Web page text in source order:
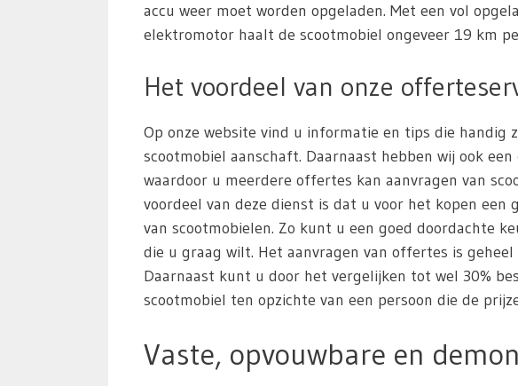
accu weer moet worden opgeladen. Met een vol
elektromotor haalt de scootmobiel ongeveer 19 km
Het voordeel van onze
Op onze website vind u informatie en tips die handig
scootmobiel aanschaft. Daarnaast hebben wij ook
waardoor u meerdere offertes kan aanvragen van
voordeel van deze dienst is dat u voor het kopen een
van scootmobielen. Zo kunt u een goed doordachte
die u graag wilt. Het aanvragen van offertes is
Daarnaast kunt u door het vergelijken tot wel 30%
scootmobiel ten opzichte van een persoon die de
Vaste, opvouwbare en